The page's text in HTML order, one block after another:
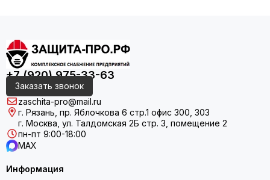
+7 (920) 975-33-63
Заказать звонок
zaschita-pro@mail.ru
г. Рязань, пр. Яблочкова 6 стр.1 офис 300, 303
г. Москва, ул. Талдомская 2Б стр. 3, помещение 2
пн-пт 9:00-18:00
MAX
Информация